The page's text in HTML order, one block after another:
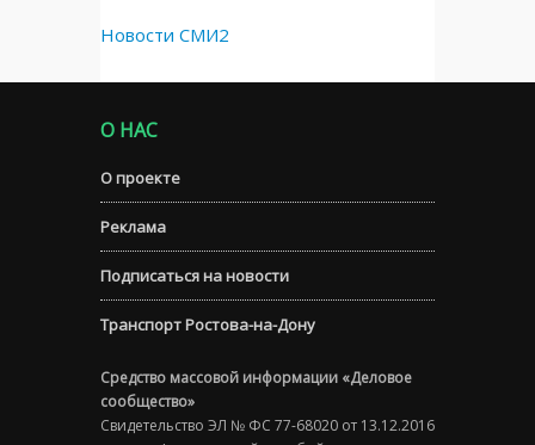
Новости СМИ2
О НАС
О проекте
Реклама
Подписаться на новости
Транспорт Ростова-на-Дону
Средство массовой информации «Деловое
сообщество»
Свидетельство ЭЛ № ФС 77-68020 от 13.12.2016